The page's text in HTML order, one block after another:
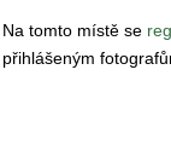
Na tomto místě se
přihlášeným